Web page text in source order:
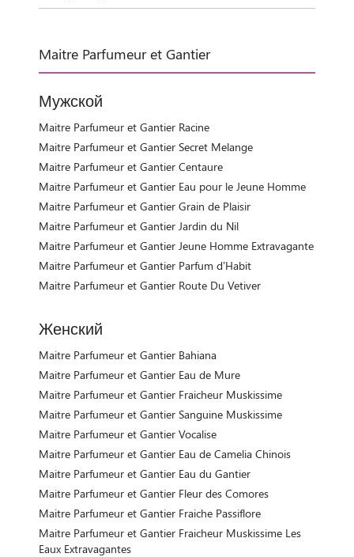
Maitre Parfumeur et Gantier
Мужской
Maitre Parfumeur et Gantier Racine
Maitre Parfumeur et Gantier Secret Melange
Maitre Parfumeur et Gantier Centaure
Maitre Parfumeur et Gantier Eau pour le Jeune Homme
Maitre Parfumeur et Gantier Grain de Plaisir
Maitre Parfumeur et Gantier Jardin du Nil
Maitre Parfumeur et Gantier Jeune Homme Extravagante
Maitre Parfumeur et Gantier Parfum d’Habit
Maitre Parfumeur et Gantier Route Du Vetiver
Женский
Maitre Parfumeur et Gantier Bahiana
Maitre Parfumeur et Gantier Eau de Mure
Maitre Parfumeur et Gantier Fraicheur Muskissime
Maitre Parfumeur et Gantier Sanguine Muskissime
Maitre Parfumeur et Gantier Vocalise
Maitre Parfumeur et Gantier Eau de Camelia Chinois
Maitre Parfumeur et Gantier Eau du Gantier
Maitre Parfumeur et Gantier Fleur des Comores
Maitre Parfumeur et Gantier Fraiche Passiflore
Maitre Parfumeur et Gantier Fraicheur Muskissime Les
Eaux Extravagantes